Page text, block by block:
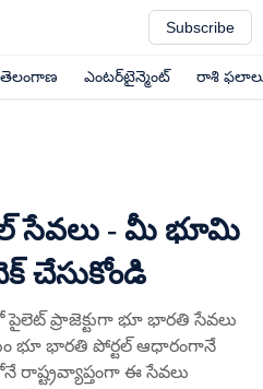
Subscribe
తెలంగాణ ఎంటర్‌టైన్మెంట్ రాశి
సేవలు - మీ భూమి
చేసుకోండి
ప్రాజెక్టుగా భూ భారతి సేవలు
భూ భారతి పోర్టల్ ఆధారంగానే
రాష్ట్రవ్యాప్తంగా ఈ సేవలు